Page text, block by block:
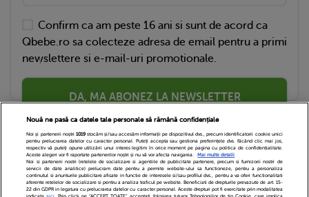
Confirm ca am peste 16 ani si sunt de acord ca
Qbebe.ro sa colecteze adresa de email pentru a primi
newslettere si e-mail-uri promotionale.
DA, MA ABONEZ LA NEWSLETTER
Nouă ne pasă ca datele tale personale să rămână confidențiale
Noi și partenerii noștri 1019stocăm și/sau accesăm informații pe dispozitivul dvs., precum identificatorii cookie unici
pentru prelucrarea datelor cu caracter personal. Puteți accepta sau gestiona preferințele dvs. făcând clic mai jos,
respectiv vă puteți opune utilizării unui interes legitim în orice moment pe pagina cu politica de confidențialitate.
Aceste alegeri vor fi raportate partenerilor noștri și nu vă vor afecta navigarea.
Mai multe detalii
Noi si partenerii nostri (retelele de socializare si agentiile de publicitate partenere, precum si furnizorii nostri de
servicii de date analitice) prelucram date pentru a permite website-ului sa functioneze, pentru a personaliza
continutul si anunturile publicitare afisate in functie de interesele si/sau profilul dvs., pentru a va oferi functionalitati
aferente retelelor de socializare si pentru a analiza traficul pe website. Beneficiati de drepturile prevazute de art. 15-
22 din GDPR in legatura cu prelucrarea datelor cu caracter personal. Aceste drepturi pot fi exercitate prin modalitatea